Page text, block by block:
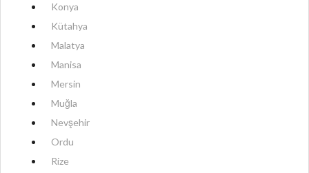
Konya
Kütahya
Malatya
Manisa
Mersin
Muğla
Nevşehir
Ordu
Rize